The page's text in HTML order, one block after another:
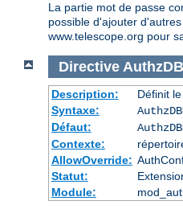
La partie mot de passe
possible d'ajouter
www.telescope.org pour
Directive
Description:
Définit
Syntaxe:
Défaut:
Contexte:
AllowOverride:
Statut:
Module: